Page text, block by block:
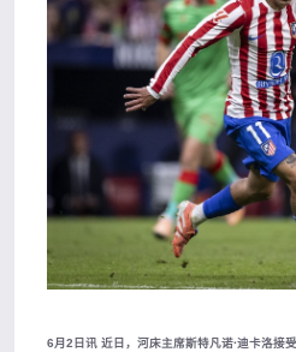
6月2日讯 近日，河床主席斯特凡诺·迪卡洛接